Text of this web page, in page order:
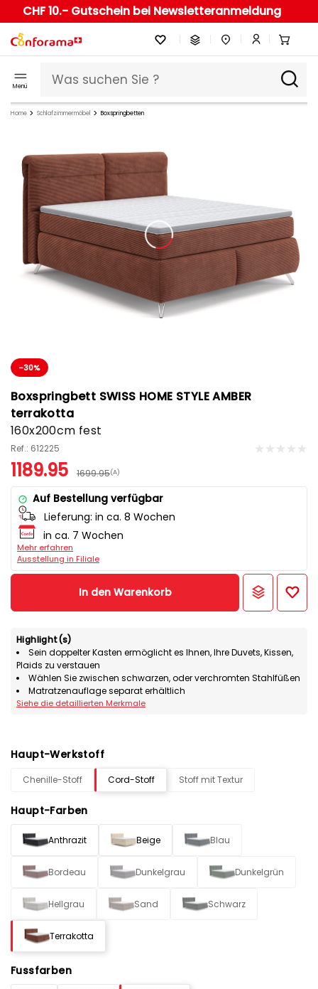
CHF 10.- Gutschein bei Newsletteranmeldung
Menü
Home Schlafzimmermöbel Boxspringbetten
-30%
Boxspringbett SWISS HOME STYLE AMBER
terrakotta
160x200cm fest
Ref.: 612225
1189.95 1699.95(A)
Auf Bestellung verfügbar
Lieferung: in ca. 8 Wochen
in ca. 7 Wochen
Mehr erfahren
Ausstellung in Filiale
In den Warenkorb
Highlight(s)
Sein doppelter Kasten ermöglicht es Ihnen, Ihre Duvets, Kissen,
Plaids zu verstauen
Wählen Sie zwischen schwarzen, oder verchromten Stahlfüßen
Matratzenauflage separat erhältlich
Siehe die detaillierten Merkmale
Haupt-Werkstoff
Chenille-Stoff Cord-Stoff Stoff mit Textur
Haupt-Farben
Anthrazit Beige Blau
Bordeau Dunkelgrau Dunkelgrün
Hellgrau Sand Schwarz
Terrakotta
Fussfarben